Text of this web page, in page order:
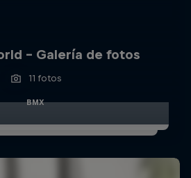
– Galería de fotos
11 fotos
BMX